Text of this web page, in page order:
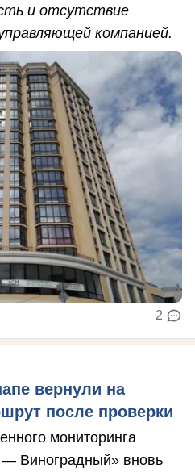
и отсутствие
компанией.
2
вернули на
после проверки
мониторинга
Виноградный» вновь